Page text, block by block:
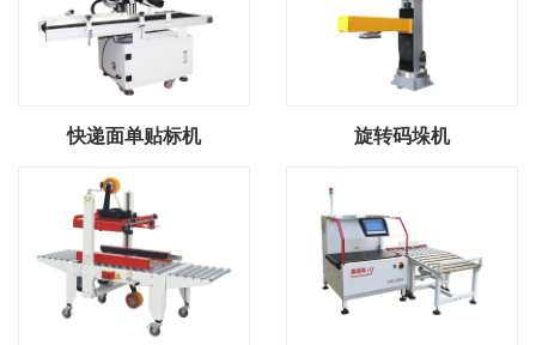
快递面单贴标机 旋转码垛机